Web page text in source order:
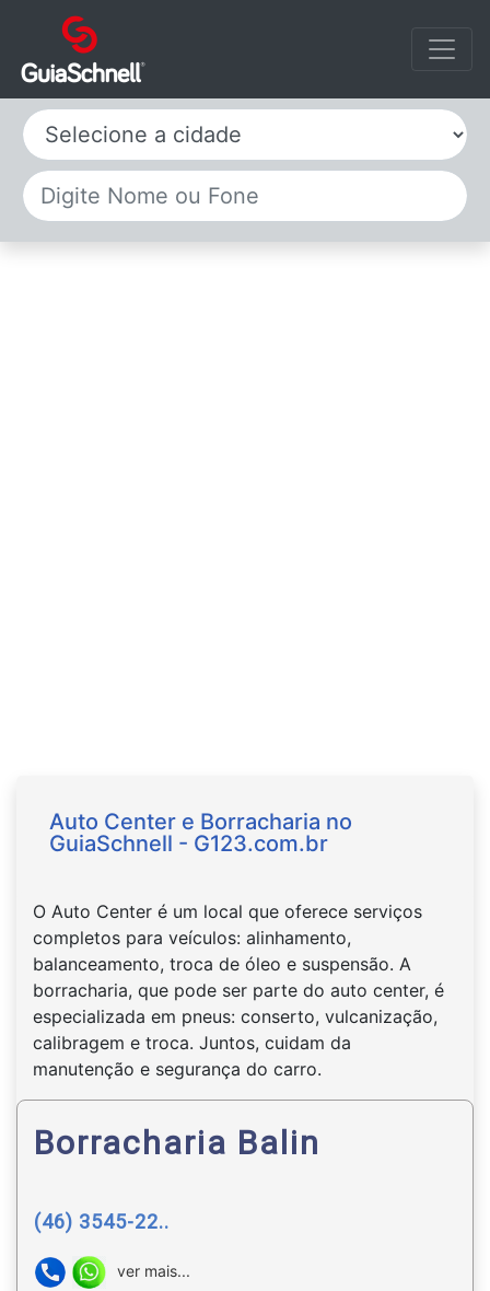
Selecione a cidade
Auto Center e Borracharia no
GuiaSchnell - G123.com.br
O Auto Center é um local que oferece serviços
completos para veículos: alinhamento,
balanceamento, troca de óleo e suspensão. A
borracharia, que pode ser parte do auto center, é
especializada em pneus: conserto, vulcanização,
calibragem e troca. Juntos, cuidam da
manutenção e segurança do carro.
Borracharia Balin
(46) 3545-22..
ver mais...